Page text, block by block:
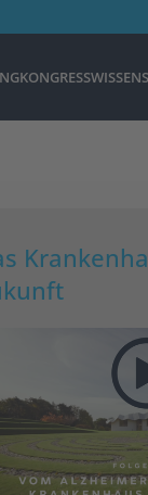
KONGRESS